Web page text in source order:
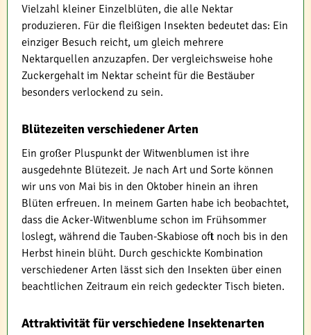
Vielzahl kleiner Einzelblüten, die alle Nektar
produzieren. Für die fleißigen Insekten bedeutet das: Ein
einziger Besuch reicht, um gleich mehrere
Nektarquellen anzuzapfen. Der vergleichsweise hohe
Zuckergehalt im Nektar scheint für die Bestäuber
besonders verlockend zu sein.
Blütezeiten verschiedener Arten
Ein großer Pluspunkt der Witwenblumen ist ihre
ausgedehnte Blütezeit. Je nach Art und Sorte können
wir uns von Mai bis in den Oktober hinein an ihren
Blüten erfreuen. In meinem Garten habe ich beobachtet,
dass die Acker-Witwenblume schon im Frühsommer
loslegt, während die Tauben-Skabiose oft noch bis in den
Herbst hinein blüht. Durch geschickte Kombination
verschiedener Arten lässt sich den Insekten über einen
beachtlichen Zeitraum ein reich gedeckter Tisch bieten.
Attraktivität für verschiedene Insektenarten